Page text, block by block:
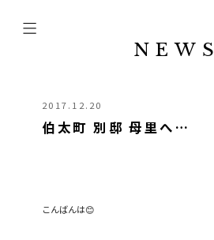
NEWS
2017.12.20
伯太町 別邸 母里へ…
こんばんは😊